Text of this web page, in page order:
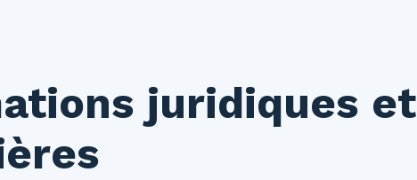
juridiques et